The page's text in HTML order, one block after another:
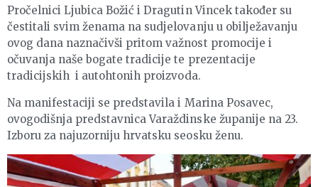
Pročelnici Ljubica Božić i Dragutin Vincek također su
čestitali svim ženama na sudjelovanju u obilježavanju
ovog dana naznačivši pritom važnost promocije i
očuvanja naše bogate tradicije te prezentacije
tradicijskih i autohtonih proizvoda.
Na manifestaciji se predstavila i Marina Posavec,
ovogodišnja predstavnica Varaždinske županije na 23.
Izboru za najuzorniju hrvatsku seosku ženu.